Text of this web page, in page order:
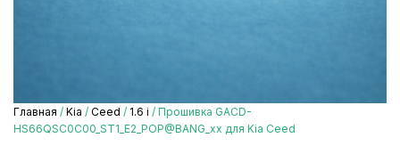
Главная / Kia / Ceed / 1.6 i / Прошивка GACD-
HS66QSC0C00_ST1_E2_POP@BANG_xx для Kia Ceed